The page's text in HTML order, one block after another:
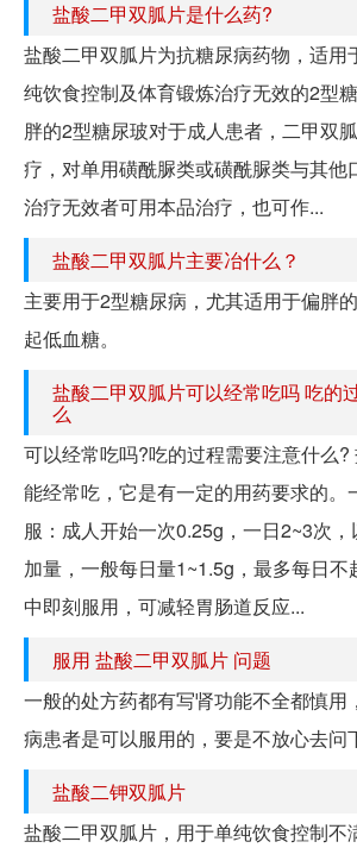
盐酸二甲双胍片是什么药?
盐酸二甲双胍片为抗糖尿病药物，适用
纯饮食控制及体育锻炼治疗无效的2型
胖的2型糖尿玻对于成人患者，二甲双
疗，对单用磺酰脲类或磺酰脲类与其他
治疗无效者可用本品治疗，也可作...
盐酸二甲双胍片主要冶什么？
主要用于2型糖尿病，尤其适用于偏胖
起低血糖。
盐酸二甲双胍片可以经常吃吗 吃的
么
可以经常吃吗?吃的过程需要注意什么?
能经常吃，它是有一定的用药要求的。
服：成人开始一次0.25g，一日2~3次
加量，一般每日量1~1.5g，最多每日不
中即刻服用，可减轻胃肠道反应...
服用 盐酸二甲双胍片 问题
一般的处方药都有写肾功能不全都慎用
病患者是可以服用的，要是不放心去问
盐酸二钾双胍片
盐酸二甲双胍片，用于单纯饮食控制不